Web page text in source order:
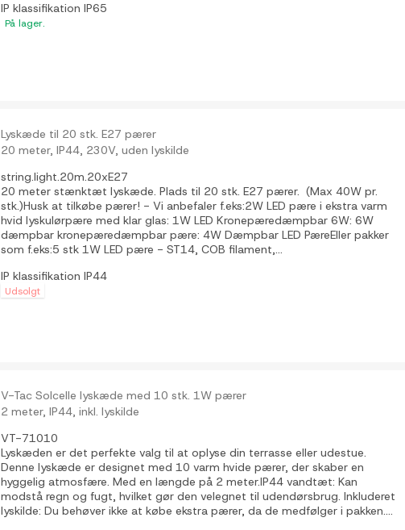
IP klassifikationIP65
På lager.
Lyskæde til 20 stk. E27 pærer
20 meter, IP44, 230V, uden lyskilde
string.light.20m.20xE27
20 meter stænktæt lyskæde. Plads til 20 stk. E27 pærer. (Max 40W pr.
stk.)Husk at tilkøbe pærer! - Vi anbefaler f.eks:2W LED pære i ekstra varm
hvid lyskulørpære med klar glas: 1W LED Kronepæredæmpbar 6W: 6W
dæmpbar kronepæredæmpbar pære: 4W Dæmpbar LED PæreEller pakker
som f.eks:5 stk 1W LED pære - ST14, COB filament,...
IP klassifikationIP44
Udsolgt
V-Tac Solcelle lyskæde med 10 stk. 1W pærer
2 meter, IP44, inkl. lyskilde
VT-71010
Lyskæden er det perfekte valg til at oplyse din terrasse eller udestue.
Denne lyskæde er designet med 10 varm hvide pærer, der skaber en
hyggelig atmosfære. Med en længde på 2 meter.IP44 vandtæt: Kan
modstå regn og fugt, hvilket gør den velegnet til udendørsbrug. Inkluderet
lyskilde: Du behøver ikke at købe ekstra pærer, da de medfølger i pakken....